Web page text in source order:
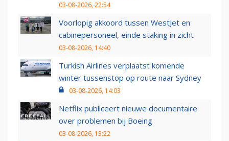
03-08-2026, 22:54
Voorlopig akkoord tussen WestJet en
cabinepersoneel, einde staking in zicht
03-08-2026, 14:40
Turkish Airlines verplaatst komende
winter tussenstop op route naar Sydney
03-08-2026, 14:03
Netflix publiceert nieuwe documentaire
over problemen bij Boeing
03-08-2026, 13:22